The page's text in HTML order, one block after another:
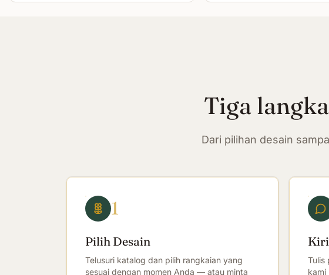
Tiga
Dari pilihan desain
1
Pilih Desain
Telusuri katalog dan pilih rangkaian yang
sesuai dengan momen Anda — atau minta
Tulis
kami